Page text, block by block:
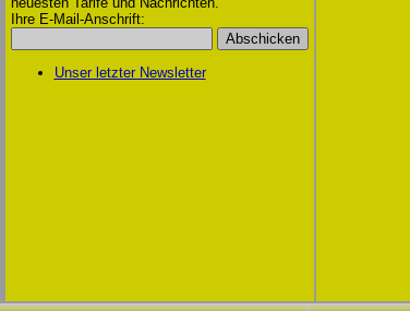
Ihre E-Mail-Anschrift:
Unser letzter Newsletter